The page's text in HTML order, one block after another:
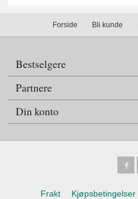
Forside Bli kunde
Bestselgere
Partnere
Din konto
Frakt Kjøpsbetingelser